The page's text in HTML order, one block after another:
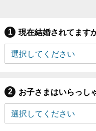
現在結婚されてます
お子さまはいらっし